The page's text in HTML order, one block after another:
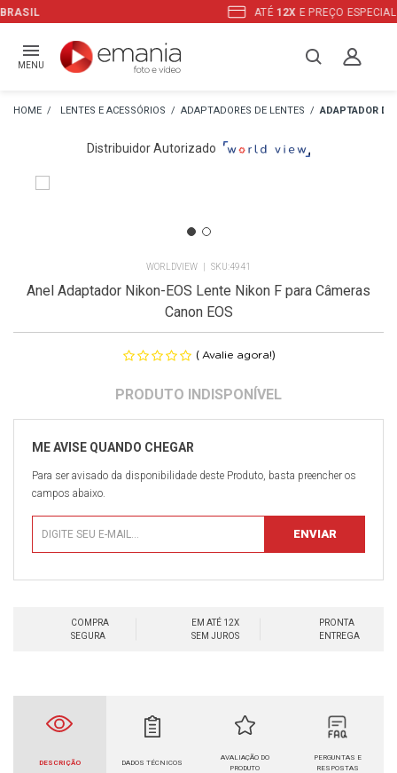
E PREÇO ESPECIAL NO BOLETO
MENU
LENTES E ACESSÓRIOS ADAPTADORES DE LENTES ADAPTADOR DE
Distribuidor Autorizado
WORLDVIEW 4941
Anel Adaptador Nikon-EOS Lente Nikon F para Câmeras
Canon EOS
( Avalie agora!)
Para ser avisado da disponibilidade deste Produto, basta preencher os
campos abaixo.
COMPRA
SEGURA
EM ATÉ 12X
SEM JUROS
PRONTA
ENTREGA
DESCRIÇÃO DADOS TÉCNICOS
AVALIAÇÃO DO
PRODUTO
PERGUNTAS E
RESPOSTAS